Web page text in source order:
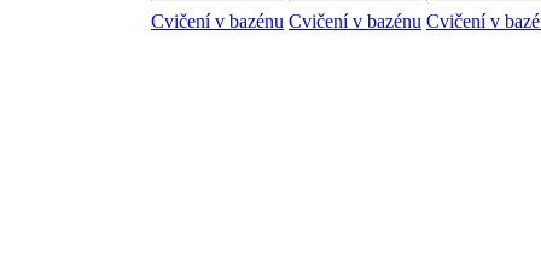
Cvičení v bazénu Cvičení v bazénu Cvičení v